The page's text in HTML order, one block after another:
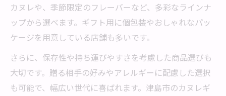
カヌレや、季節限定のフレーバーなど、多彩なラインナ
ップから選べます。ギフト用に個包装やおしゃれなパッ
ケージを用意している店舗も多いです。
さらに、保存性や持ち運びやすさを考慮した商品選びも
大切です。贈る相手の好みやアレルギーに配慮した選択
も可能で、幅広い世代に喜ばれます。津島市のカヌレギ